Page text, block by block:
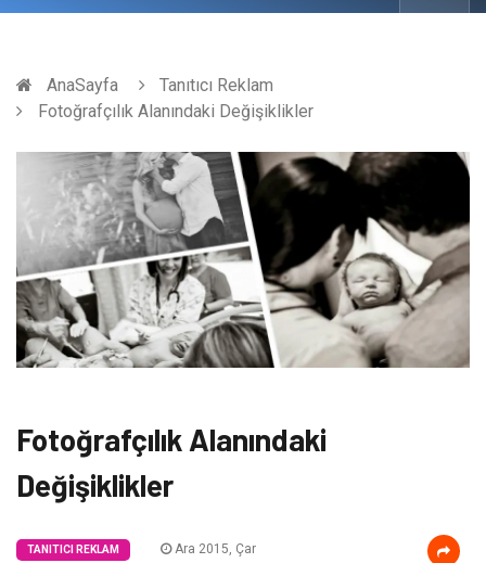
AnaSayfa
Tanıtıcı Reklam
Fotoğrafçılık Alanındaki Değişiklikler
Fotoğrafçılık Alanındaki
Değişiklikler
TANITICI REKLAM Ara 2015, Çar